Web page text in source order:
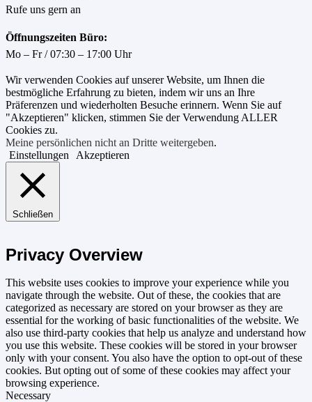
Rufe uns gern an
Öffnungszeiten Büro:
Mo – Fr / 07:30 – 17:00 Uhr
Wir verwenden Cookies auf unserer Website, um Ihnen die
bestmögliche Erfahrung zu bieten, indem wir uns an Ihre
Präferenzen und wiederholten Besuche erinnern. Wenn Sie auf
"Akzeptieren" klicken, stimmen Sie der Verwendung ALLER
Cookies zu.
Meine persönlichen nicht an Dritte weitergeben.
Einstellungen
Akzeptieren
Schließen
Privacy Overview
This website uses cookies to improve your experience while you
navigate through the website. Out of these, the cookies that are
categorized as necessary are stored on your browser as they are
essential for the working of basic functionalities of the website. We
also use third-party cookies that help us analyze and understand how
you use this website. These cookies will be stored in your browser
only with your consent. You also have the option to opt-out of these
cookies. But opting out of some of these cookies may affect your
browsing experience.
Necessary